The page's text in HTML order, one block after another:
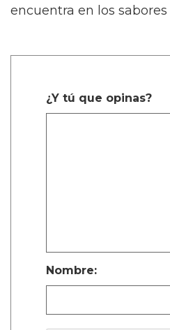
encuentra en los
¿Y tú que opinas?
Nombre: